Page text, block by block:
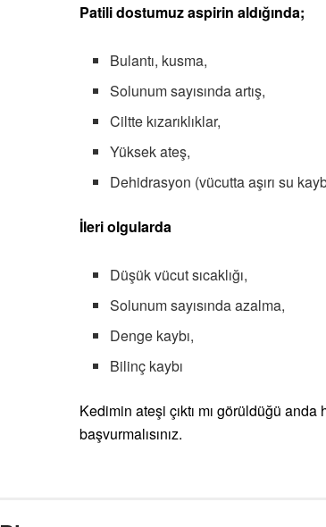
Patili dostumuz aspirin aldığında;
Bulantı, kusma,
Solunum sayısında artış,
Ciltte kızarıklıklar,
Yüksek ateş,
Dehidrasyon (vücutta aşırı su
İleri olgularda
Düşük vücut sıcaklığı,
Solunum sayısında azalma,
Denge kaybı,
Bilinç kaybı
Kedimin ateşi çıktı mı görüldüğü
başvurmalısınız.